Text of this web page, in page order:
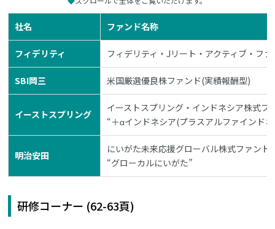
社名 ファンド名称
フィデリティ フィデリティ・Jリート・アクティブ・フ
SBI岡三 米国厳選優良株ファンド(実績報酬型)
イーストスプリング
イーストスプリング・インドネシア株式フ
“＋αインドネシア(プラスアルファインド
明治安田
にいがた未来応援グローバル株式ファンド
“グローカルにいがた”
研修コーナー (62-63頁)